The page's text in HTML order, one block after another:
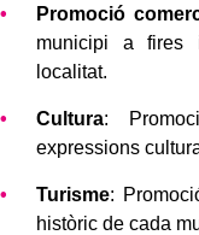
Promoció
municipi a fires
localitat.
Cultura:
expressions
Turisme:
històric de cada